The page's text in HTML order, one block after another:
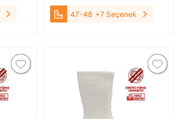
47-48 +7 Seçenek